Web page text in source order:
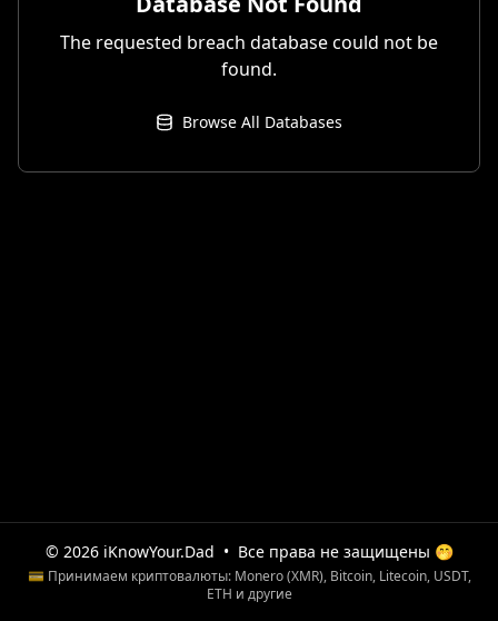
The requested breach database could not be
found.
Browse All Databases
© 2026 iKnowYour.Dad • Все права не защищены 🤭
💳 Принимаем криптовалюты: Monero (XMR), Bitcoin, Litecoin, USDT,
ETH и другие